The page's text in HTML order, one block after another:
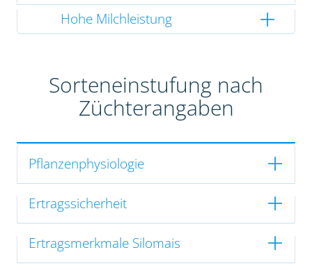
Hohe Milchleistung
Sorteneinstufung nach
Züchterangaben
Pflanzenphysiologie
Ertragssicherheit
Ertragsmerkmale Silomais